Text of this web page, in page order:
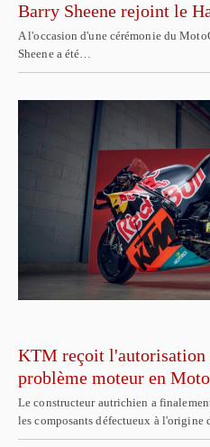
Barry Sheene rejoint le
A l'occasion d'une cérémonie du
Sheene a été…
KTM reçoit l'autorisation
problème moteur en
Le constructeur autrichien a
les composants défectueux à l'origine